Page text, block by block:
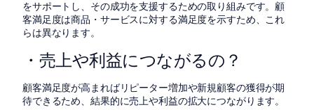
をサポートし、その成功を支援するための取り組みです。顧
客満足度は商品・サービスに対する満足度を示すため、これ
らは異なります。
・売上や利益につながるの？
顧客満足度が高まればリピーター増加や新規顧客の獲得が期
待できるため、結果的に売上や利益の拡大につながります。